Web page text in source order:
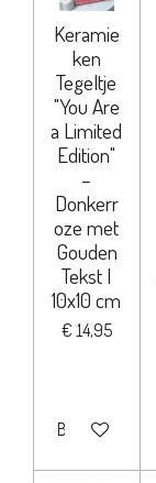
Keramie
ken
Tegeltje
"You Are
a Limited
Edition"
–
Donkerr
oze met
Gouden
Tekst |
10x10 cm
€ 14,95
Bekijk details